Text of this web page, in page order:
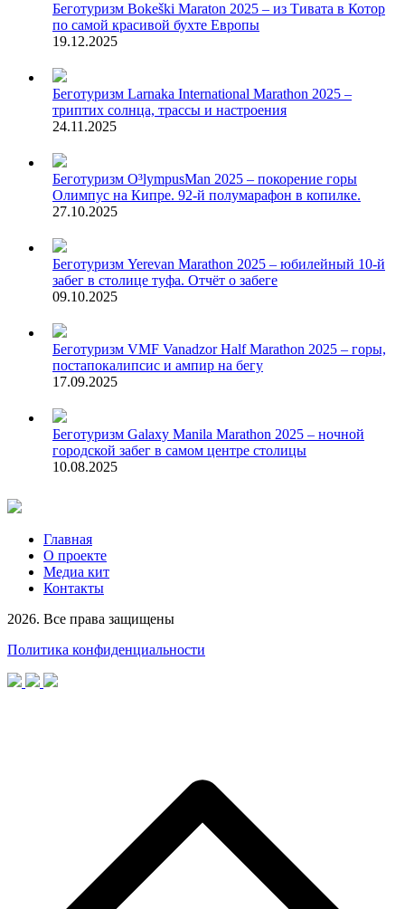
Беготуризм Bokeški Maraton 2025 – из Тивата в Котор
по самой красивой бухте Европы
19.12.2025
Беготуризм Larnaka International Marathon 2025 –
триптих солнца, трассы и настроения
24.11.2025
Беготуризм O³lympusMan 2025 – покорение горы
Олимпус на Кипре. 92-й полумарафон в копилке.
27.10.2025
Беготуризм Yerevan Marathon 2025 – юбилейный 10-й
забег в столице туфа. Отчёт о забеге
09.10.2025
Беготуризм VMF Vanadzor Half Marathon 2025 – горы,
постапокалипсис и ампир на бегу
17.09.2025
Беготуризм Galaxy Manila Marathon 2025 – ночной
городской забег в самом центре столицы
10.08.2025
Главная
О проекте
Медиа кит
Контакты
2026. Все права защищены
Политика конфиденциальности